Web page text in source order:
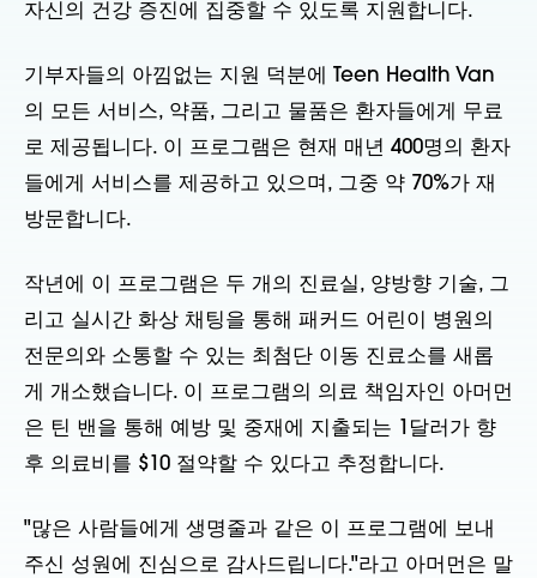
자신의 건강 증진에 집중할 수 있도록 지원합니다.
기부자들의 아낌없는 지원 덕분에 Teen Health Van
의 모든 서비스, 약품, 그리고 물품은 환자들에게 무료
로 제공됩니다. 이 프로그램은 현재 매년 400명의 환자
들에게 서비스를 제공하고 있으며, 그중 약 70%가 재
방문합니다.
작년에 이 프로그램은 두 개의 진료실, 양방향 기술, 그
리고 실시간 화상 채팅을 통해 패커드 어린이 병원의
전문의와 소통할 수 있는 최첨단 이동 진료소를 새롭
게 개소했습니다. 이 프로그램의 의료 책임자인 아머먼
은 틴 밴을 통해 예방 및 중재에 지출되는 1달러가 향
후 의료비를 $10 절약할 수 있다고 추정합니다.
"많은 사람들에게 생명줄과 같은 이 프로그램에 보내
주신 성원에 진심으로 감사드립니다."라고 아머먼은 말